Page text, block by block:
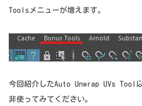
Toolsメニューが増えます。
今回紹介したAuto Unwrap UVs Tool
非使ってみてください。